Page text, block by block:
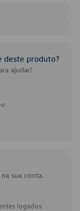
deste produto?
ajudar!
sua conta.
logados.